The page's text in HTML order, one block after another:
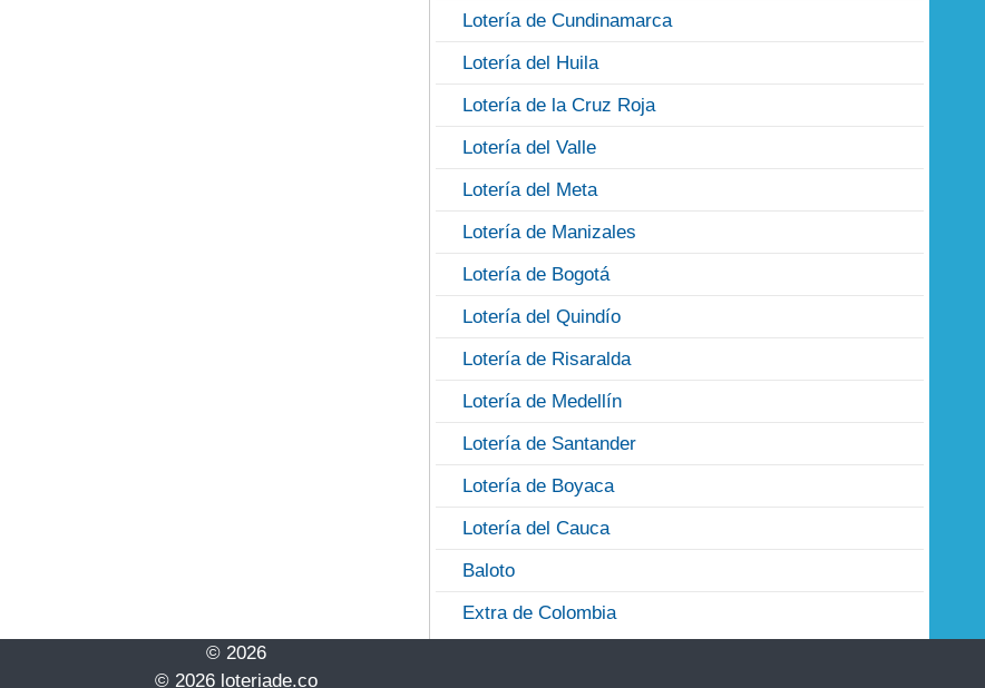
Lotería de Cundinamarca
Lotería del Huila
Lotería de la Cruz Roja
Lotería del Valle
Lotería del Meta
Lotería de Manizales
Lotería de Bogotá
Lotería del Quindío
Lotería de Risaralda
Lotería de Medellín
Lotería de Santander
Lotería de Boyaca
Lotería del Cauca
Baloto
Extra de Colombia
© 2026
© 2026 loteriade.co